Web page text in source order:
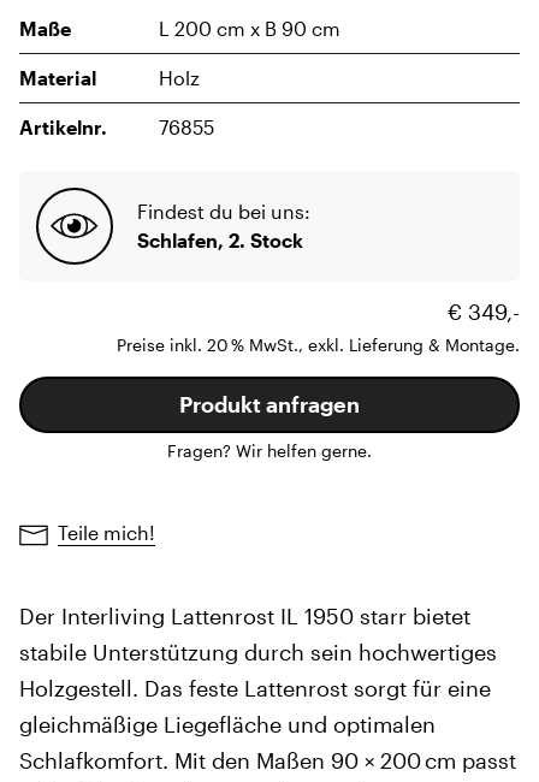
Maße L 200 cm x B 90 cm
Material Holz
Artikelnr. 76855
Findest du bei uns:
Schlafen, 2. Stock
€ 349,-
Preise inkl. 20 % MwSt., exkl. Lieferung & Montage.
Produkt anfragen
Fragen? Wir helfen gerne.
Teile mich!
Der Interliving Lattenrost IL 1950 starr bietet
stabile Unterstützung durch sein hochwertiges
Holzgestell. Das feste Lattenrost sorgt für eine
gleichmäßige Liegefläche und optimalen
Schlafkomfort. Mit den Maßen 90 × 200 cm passt